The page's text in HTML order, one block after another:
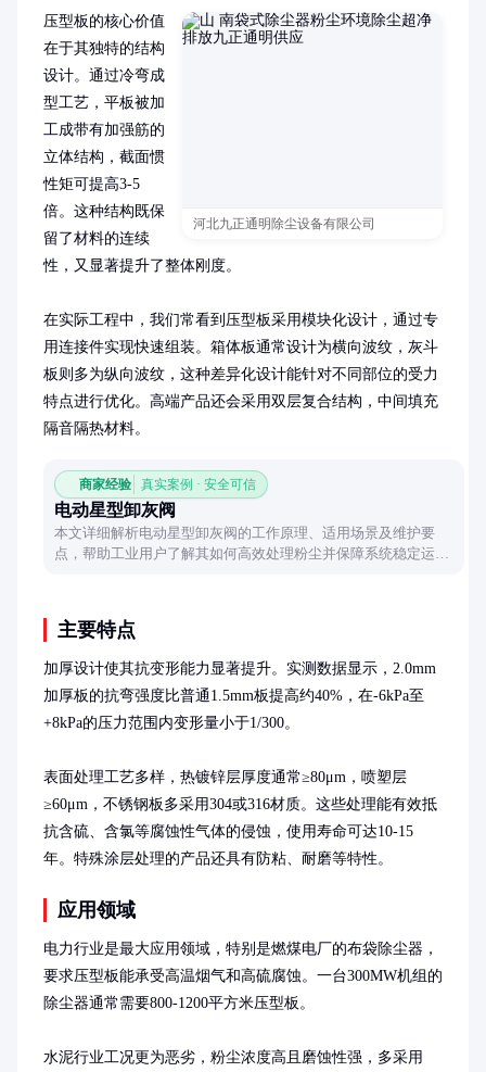
河北九正通明除尘设备有限公司
压型板的核心价值
在于其独特的结构
设计。通过冷弯成
型工艺，平板被加
工成带有加强筋的
立体结构，截面惯
性矩可提高3-5
倍。这种结构既保
留了材料的连续
性，又显著提升了整体刚度。
在实际工程中，我们常看到压型板采用模块化设计，通过专
用连接件实现快速组装。箱体板通常设计为横向波纹，灰斗
板则多为纵向波纹，这种差异化设计能针对不同部位的受力
特点进行优化。高端产品还会采用双层复合结构，中间填充
隔音隔热材料。
商家经验 真实案例 · 安全可信
电动星型卸灰阀
本文详细解析电动星型卸灰阀的工作原理、适用场景及维护要
点，帮助工业用户了解其如何高效处理粉尘并保障系统稳定运
主要特点
加厚设计使其抗变形能力显著提升。实测数据显示，2.0mm
加厚板的抗弯强度比普通1.5mm板提高约40%，在-6kPa至
+8kPa的压力范围内变形量小于1/300。
表面处理工艺多样，热镀锌层厚度通常≥80μm，喷塑层
≥60μm，不锈钢板多采用304或316材质。这些处理能有效抵
抗含硫、含氯等腐蚀性气体的侵蚀，使用寿命可达10-15
年。特殊涂层处理的产品还具有防粘、耐磨等特性。
应用领域
电力行业是最大应用领域，特别是燃煤电厂的布袋除尘器，
要求压型板能承受高温烟气和高硫腐蚀。一台300MW机组的
除尘器通常需要800-1200平方米压型板。
水泥行业工况更为恶劣，粉尘浓度高且磨蚀性强，多采用